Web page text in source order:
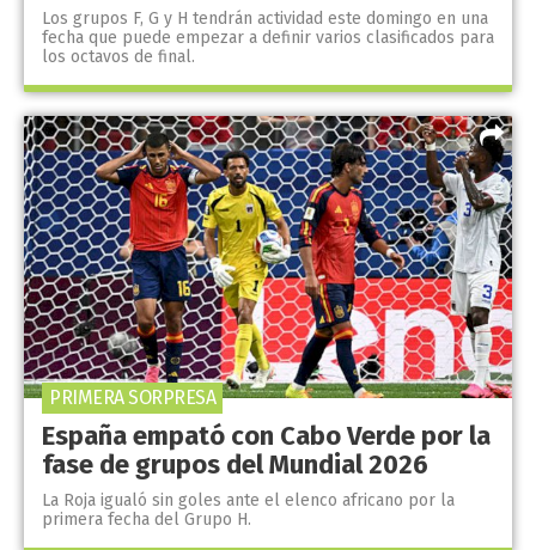
Los grupos F, G y H tendrán actividad este domingo en una
fecha que puede empezar a definir varios clasificados para
los octavos de final.
España empató con Cabo Verde por la
fase de grupos del Mundial 2026
La Roja igualó sin goles ante el elenco africano por la
primera fecha del Grupo H.
PRIMERA SORPRESA